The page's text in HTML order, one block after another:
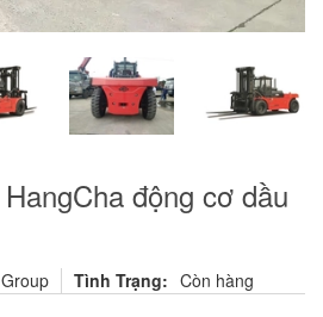
động cơ dầu
Tình Trạng: Còn hàng